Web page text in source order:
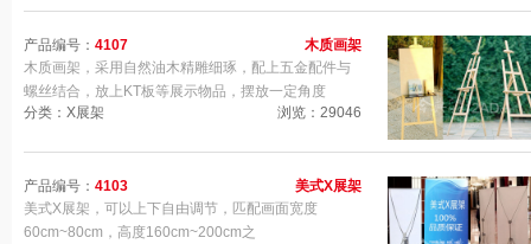
产品编号： 4107
木质画架
木质画架，采用自然油木精雕细琢，配上五金配件与
螺丝结合，放上KT板等展示物品，摆放一定角度
分类：X展架
浏览：29046
产品编号： 4103
美式X展架
美式X展架，可以上下自由调节，匹配画面宽度
60cm~80cm，高度160cm~200cm之